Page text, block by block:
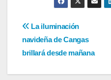
Navegación
de
entradas
La iluminación
navideña de Cangas
brillará desde mañana